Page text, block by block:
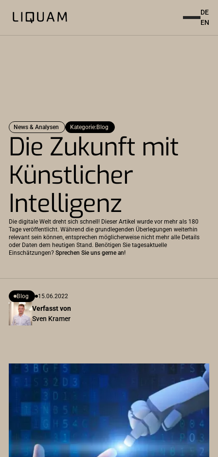
DE
EN
News & Analysen Kategorie:Blog
Die Zukunft mit
Künstlicher
Intelligenz
Die digitale Welt dreht sich schnell! Dieser Artikel wurde vor mehr als 180
Tage veröffentlicht. Während die grundlegenden Überlegungen weiterhin
relevant sein können, entsprechen möglicherweise nicht mehr alle Details
oder Daten dem heutigen Stand. Benötigen Sie tagesaktuelle
Einschätzungen? Sprechen Sie uns gerne an!
Verfasst von
Sven Kramer
Blog 15.06.2022